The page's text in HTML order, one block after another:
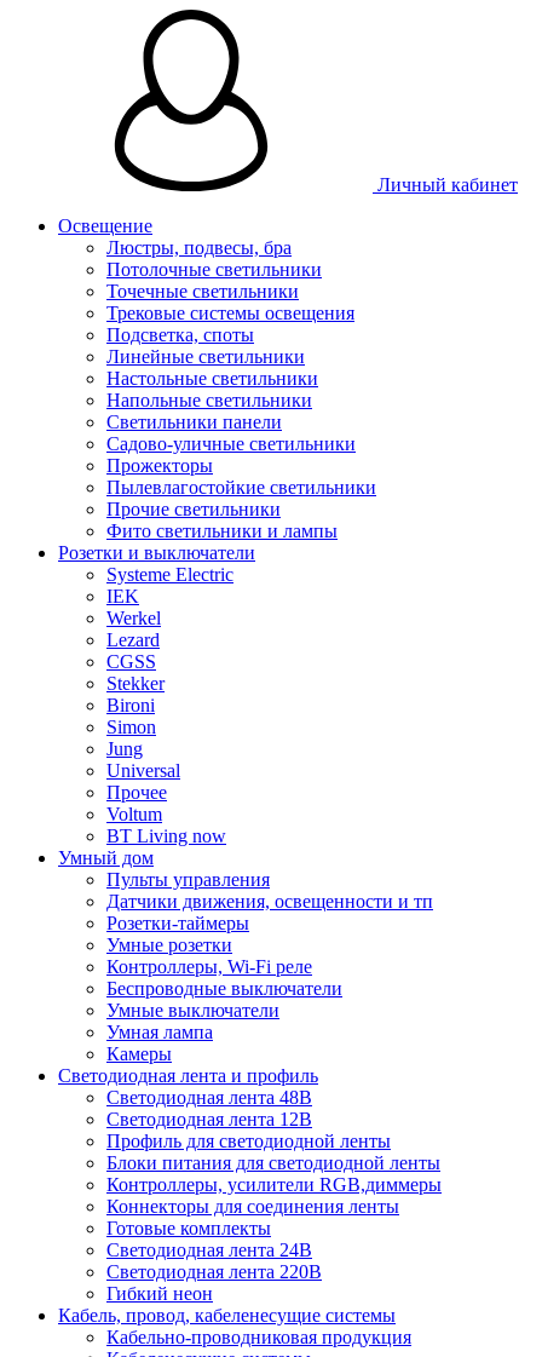
Личный кабинет
Освещение
Люстры, подвесы, бра
Потолочные светильники
Точечные светильники
Трековые системы освещения
Подсветка, споты
Линейные светильники
Настольные светильники
Напольные светильники
Светильники панели
Садово-уличные светильники
Прожекторы
Пылевлагостойкие светильники
Прочие светильники
Фито светильники и лампы
Розетки и выключатели
Systeme Electric
IEK
Werkel
Lezard
CGSS
Stekker
Bironi
Simon
Jung
Universal
Прочее
Voltum
BT Living now
Умный дом
Пульты управления
Датчики движения, освещенности и тп
Розетки-таймеры
Умные розетки
Контроллеры, Wi-Fi реле
Беспроводные выключатели
Умные выключатели
Умная лампа
Камеры
Светодиодная лента и профиль
Светодиодная лента 48В
Светодиодная лента 12В
Профиль для светодиодной ленты
Блоки питания для светодиодной ленты
Контроллеры, усилители RGB,диммеры
Коннекторы для соединения ленты
Готовые комплекты
Светодиодная лента 24В
Светодиодная лента 220В
Гибкий неон
Кабель, провод, кабеленесущие системы
Кабельно-проводниковая продукция